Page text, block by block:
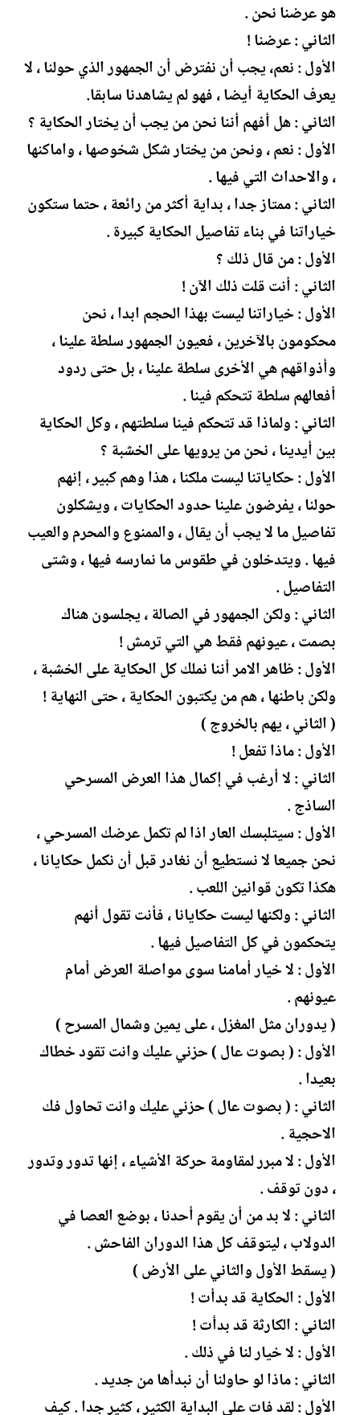
هو عرضنا نحن .
الثاني : عرضنا !
الأول : نعم، يجب أن نفترض أن الجمهور الذي حولنا ، لا
يعرف الحكاية أيضا ، فهو لم يشاهدنا سابقا.
الثاني : هل أفهم أننا نحن من يجب أن يختار الحكاية ؟
الأول : نعم ، ونحن من يختار شكل شخوصها ، واماكنها
، والاحداث التي فيها .
الثاني : ممتاز جدا ، بداية أكثر من رائعة ، حتما ستكون
خياراتنا في بناء تفاصيل الحكاية كبيرة .
الأول : من قال ذلك ؟
الثاني : أنت قلت ذلك الآن !
الأول : خياراتنا ليست بهذا الحجم ابدا ، نحن
محكومون بالآخرين ، فعيون الجمهور سلطة علينا ،
وأذواقهم هي الأخرى سلطة علينا ، بل حتى ردود
أفعالهم سلطة تتحكم فينا .
الثاني : ولماذا قد تتحكم فينا سلطتهم ، وكل الحكاية
بين أيدينا ، نحن من يرويها على الخشبة ؟
الأول : حكاياتنا ليست ملكنا ، هذا وهم كبير ، إنهم
حولنا ، يفرضون علينا حدود الحكايات ، ويشكلون
تفاصيل ما لا يجب أن يقال ، والممنوع والمحرم والعيب
فيها . ويتدخلون في طقوس ما نمارسه فيها ، وشتى
التفاصيل .
الثاني : ولكن الجمهور في الصالة ، يجلسون هناك
بصمت ، عيونهم فقط هي التي ترمش !
الأول : ظاهر الامر أننا نملك كل الحكاية على الخشبة ،
ولكن باطنها ، هم من يكتبون الحكاية ، حتى النهاية !
( الثاني ، يهم بالخروج )
الأول : ماذا تفعل !
الثاني : لا أرغب في إكمال هذا العرض المسرحي
الساذج .
الأول : سيتلبسك العار اذا لم تكمل عرضك المسرحي ،
نحن جميعا لا نستطيع أن نغادر قبل أن نكمل حكايانا ،
هكذا تكون قوانين اللعب .
الثاني : ولكنها ليست حكايانا ، فأنت تقول أنهم
يتحكمون في كل التفاصيل فيها .
الأول : لا خيار أمامنا سوى مواصلة العرض أمام
عيونهم .
( يدوران مثل المغزل ، على يمين وشمال المسرح )
الأول : ( بصوت عال ) حزني عليك وانت تقود خطاك
بعيدا .
الثاني : ( بصوت عال ) حزني عليك وانت تحاول فك
الاحجية .
الأول : لا مبرر لمقاومة حركة الأشياء ، إنها تدور وتدور
، دون توقف .
الثاني : لا بد من أن يقوم أحدنا ، بوضع العصا في
الدولاب ، ليتوقف كل هذا الدوران الفاحش .
( يسقط الأول والثاني على الأرض )
الأول : الحكاية قد بدأت !
الثاني : الكارثة قد بدأت !
الأول : لا خيار لنا في ذلك .
الثاني : ماذا لو حاولنا أن نبدأها من جديد .
الأول : لقد فات على البداية الكثير ، كثير جدا . كيف